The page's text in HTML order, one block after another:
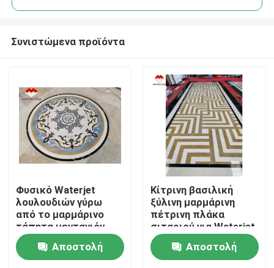
Σπίτι
Σχετικά με εμάς
Συνιστώμενα προϊόντα
Φυσικό Waterjet
λουλουδιών γύρω
από το μαρμάρινο
τάπητα μενταγιόν
κεραμιδιών
Αποστολή
Κίτρινη βασιλική
ξύλινη μαρμάρινη
πέτρινη πλάκα
σιταριού για Waterjet
λόμπι το μενταγιόν
Αποστολή